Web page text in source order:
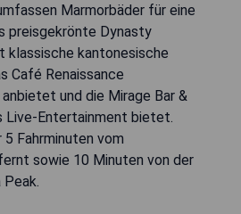
Marmorbäder für eine
preisgekrönte Dynasty
klassische kantonesische
Café Renaissance
und die Mirage Bar &
Live-Entertainment bietet.
Fahrminuten vom
sowie 10 Minuten von der